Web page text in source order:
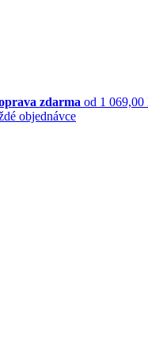
zdarma od 1 069,00
objednávce